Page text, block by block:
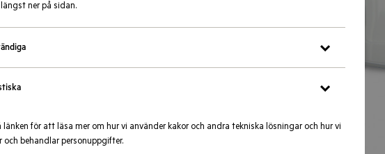
innehåller 2 stycken batterier
krävs en viss typ
ner på sidan.
länken för att läsa mer om hur vi använder kakor och andra tekniska lösningar och hur vi
och behandlar personuppgifter.